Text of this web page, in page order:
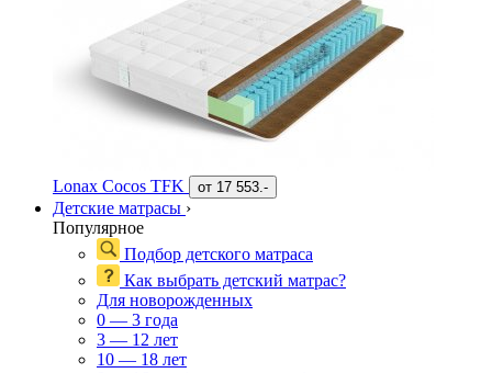
Lonax Cocos TFK от 17 553.-
Детские матрасы ›
Популярное
Подбор детского матраса
Как выбрать детский матрас?
Для новорожденных
0 — 3 года
3 — 12 лет
10 — 18 лет